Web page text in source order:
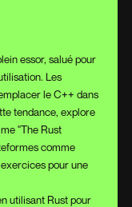
essor, salué pour
Les
le C++ dans
tendance, explore
"The Rust
comme
pour une
utilisant Rust pour